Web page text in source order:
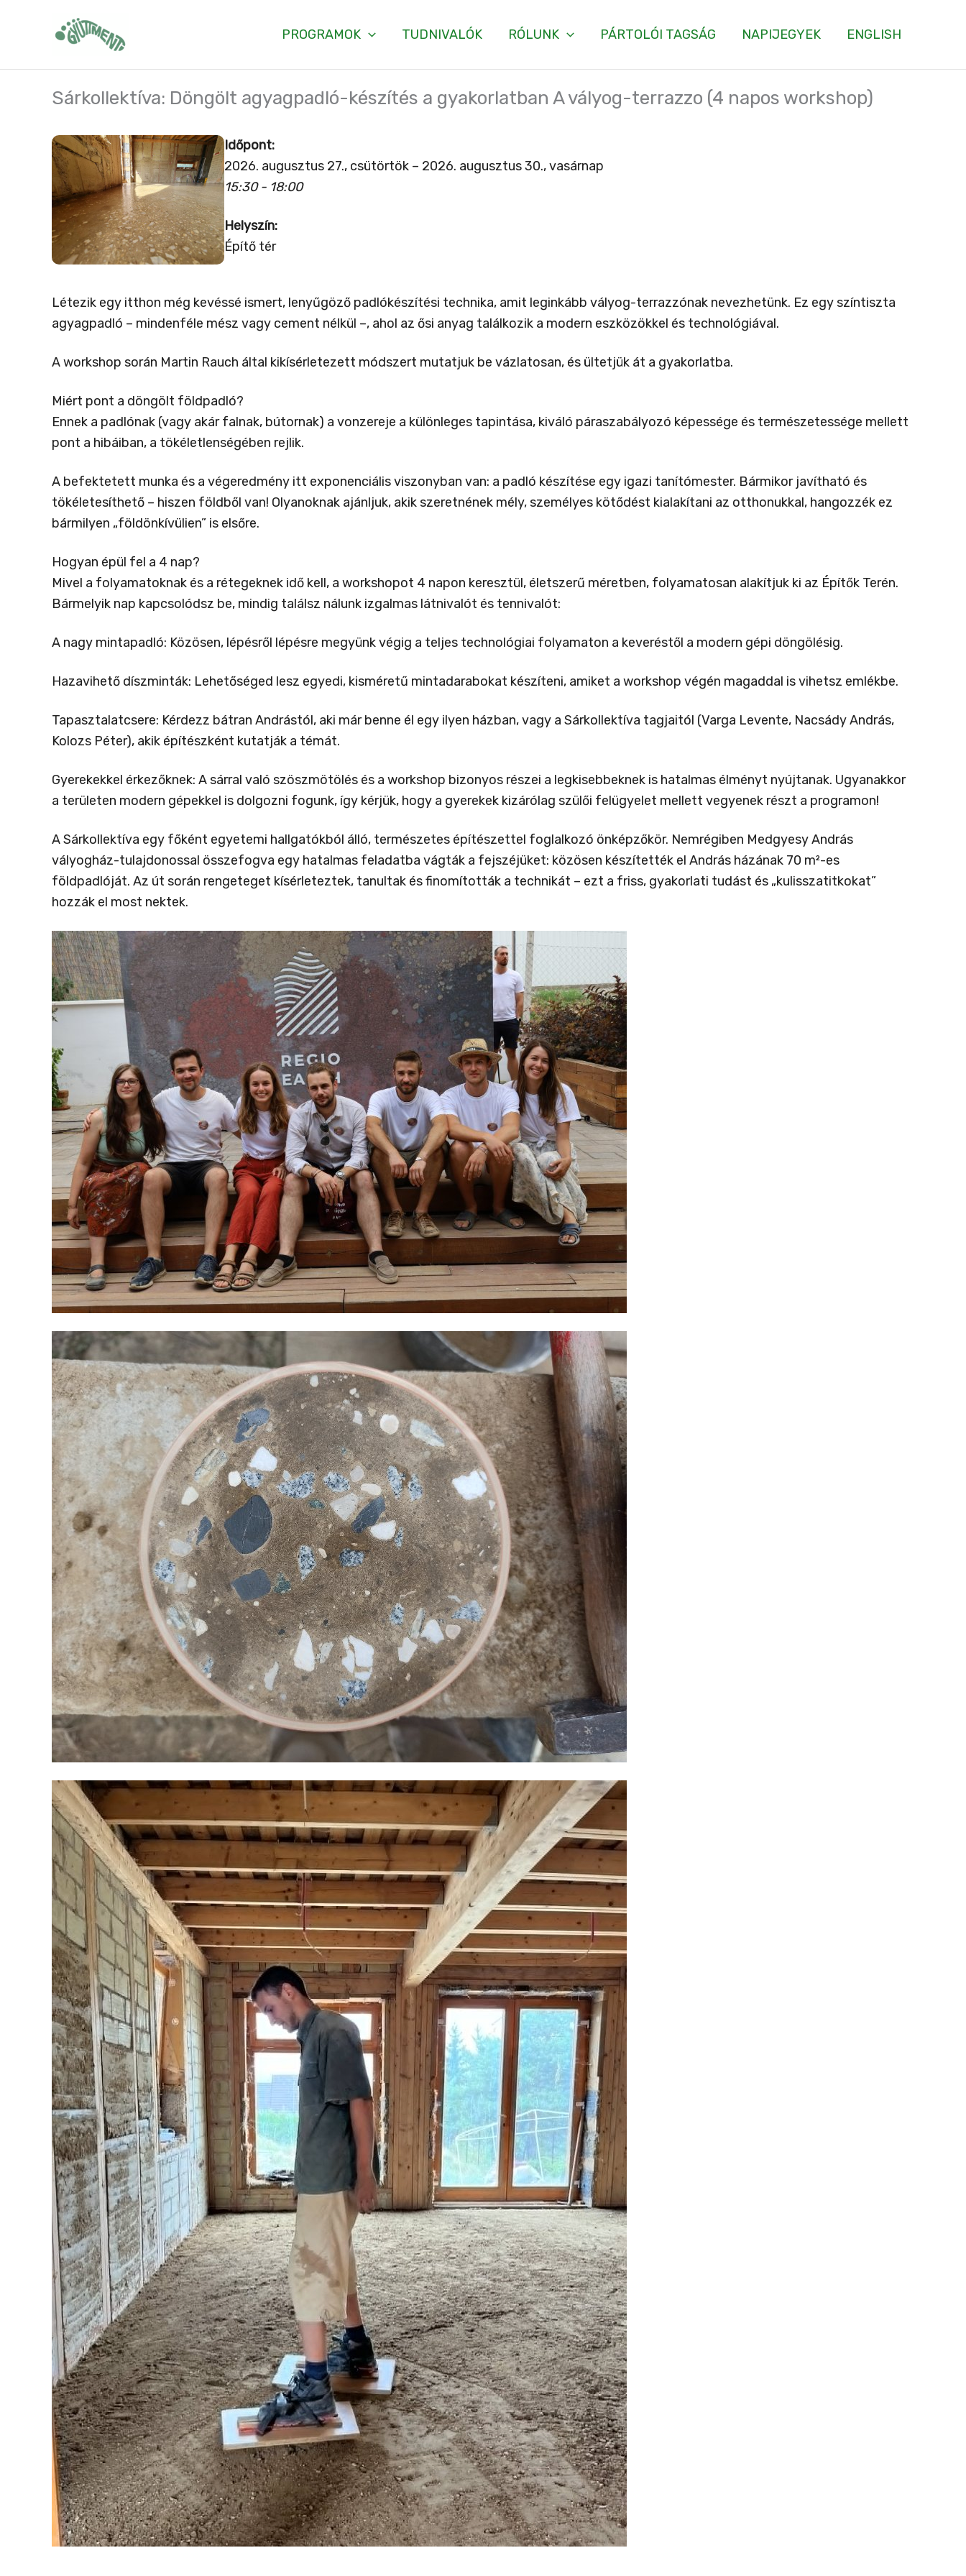
PROGRAMOK TUDNIVALÓK RÓLUNK PÁRTOLÓI TAGSÁG NAPIJEGYEK ENGLISH
Sárkollektíva: Döngölt agyagpadló-készítés a gyakorlatban A vályog-terrazzo (4 napos workshop)
Időpont:
2026. augusztus 27., csütörtök – 2026. augusztus 30., vasárnap
15:30 - 18:00
Helyszín:
Építő tér
Létezik egy itthon még kevéssé ismert, lenyűgöző padlókészítési technika, amit leginkább vályog-terrazzónak nevezhetünk. Ez egy színtiszta
agyagpadló – mindenféle mész vagy cement nélkül –, ahol az ősi anyag találkozik a modern eszközökkel és technológiával.
A workshop során Martin Rauch által kikísérletezett módszert mutatjuk be vázlatosan, és ültetjük át a gyakorlatba.
Miért pont a döngölt földpadló?
Ennek a padlónak (vagy akár falnak, bútornak) a vonzereje a különleges tapintása, kiváló páraszabályozó képessége és természetessége mellett
pont a hibáiban, a tökéletlenségében rejlik.
A befektetett munka és a végeredmény itt exponenciális viszonyban van: a padló készítése egy igazi tanítómester. Bármikor javítható és
tökéletesíthető – hiszen földből van! Olyanoknak ajánljuk, akik szeretnének mély, személyes kötődést kialakítani az otthonukkal, hangozzék ez
bármilyen „földönkívülien” is elsőre.
Hogyan épül fel a 4 nap?
Mivel a folyamatoknak és a rétegeknek idő kell, a workshopot 4 napon keresztül, életszerű méretben, folyamatosan alakítjuk ki az Építők Terén.
Bármelyik nap kapcsolódsz be, mindig találsz nálunk izgalmas látnivalót és tennivalót:
A nagy mintapadló: Közösen, lépésről lépésre megyünk végig a teljes technológiai folyamaton a keveréstől a modern gépi döngölésig.
Hazavihető díszminták: Lehetőséged lesz egyedi, kisméretű mintadarabokat készíteni, amiket a workshop végén magaddal is vihetsz emlékbe.
Tapasztalatcsere: Kérdezz bátran Andrástól, aki már benne él egy ilyen házban, vagy a Sárkollektíva tagjaitól (Varga Levente, Nacsády András,
Kolozs Péter), akik építészként kutatják a témát.
Gyerekekkel érkezőknek: A sárral való szöszmötölés és a workshop bizonyos részei a legkisebbeknek is hatalmas élményt nyújtanak. Ugyanakkor
a területen modern gépekkel is dolgozni fogunk, így kérjük, hogy a gyerekek kizárólag szülői felügyelet mellett vegyenek részt a programon!
A Sárkollektíva egy főként egyetemi hallgatókból álló, természetes építészettel foglalkozó önképzőkör. Nemrégiben Medgyesy András
vályogház-tulajdonossal összefogva egy hatalmas feladatba vágták a fejszéjüket: közösen készítették el András házának 70 m²-es
földpadlóját. Az út során rengeteget kísérleteztek, tanultak és finomították a technikát – ezt a friss, gyakorlati tudást és „kulisszatitkokat”
hozzák el most nektek.